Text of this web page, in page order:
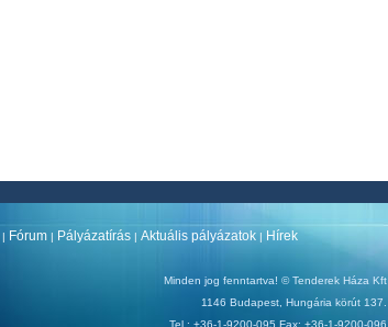
| Fórum | Pályázatírás | Aktuális pályázatok | Hírek
Minden jog fenntartva! © Tenderek Háza Kft
1146 Budapest, Hungária körút 137.
Tel.: +36-1-9200-095 Fax: +36-1-9200-096